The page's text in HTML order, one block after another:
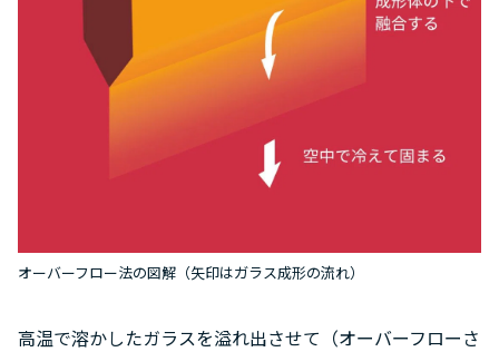
オーバーフロー法の図解（矢印はガラス成形の流れ）
高温で溶かしたガラスを溢れ出させて（オーバーフローさ